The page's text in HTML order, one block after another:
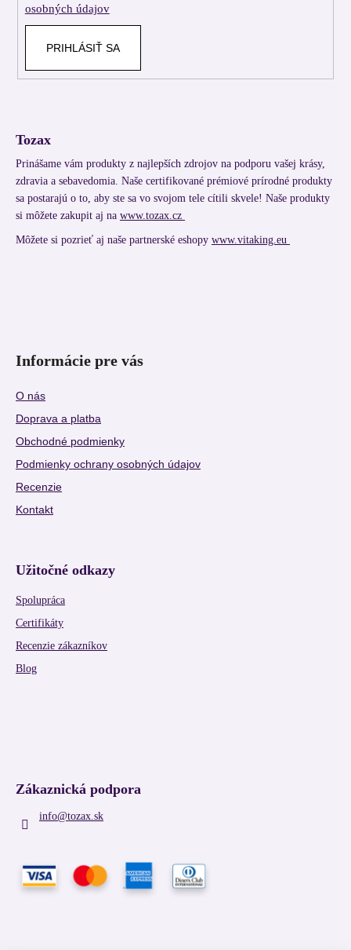
osobných údajov
PRIHLÁSIŤ SA
Tozax
Prinášame vám produkty z najlepších zdrojov na podporu vašej krásy,
zdravia a sebavedomia. Naše certifikované prémiové prírodné produkty
sa postarajú o to, aby ste sa vo svojom tele cítili skvele! Naše produkty
si môžete zakupit aj na www.tozax.cz
Môžete si pozrieť aj naše partnerské eshopy www.vitaking.eu
Informácie pre vás
O nás
Doprava a platba
Obchodné podmienky
Podmienky ochrany osobných údajov
Recenzie
Kontakt
Užitočné odkazy
Spolupráca
Certifikáty
Recenzie zákazníkov
Blog
Zákaznická podpora
info@tozax.sk